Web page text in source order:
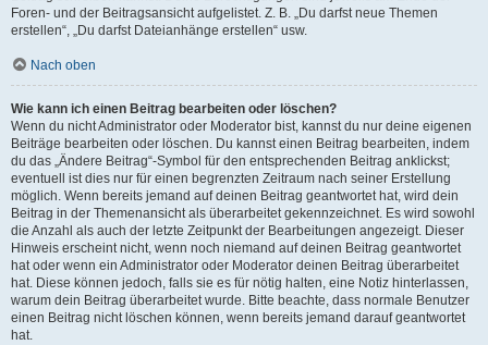
Foren- und der Beitragsansicht aufgelistet. Z. B. „Du darfst neue Themen
erstellen“, „Du darfst Dateianhänge erstellen“ usw.
Nach oben
Wie kann ich einen Beitrag bearbeiten oder löschen?
Wenn du nicht Administrator oder Moderator bist, kannst du nur deine eigenen
Beiträge bearbeiten oder löschen. Du kannst einen Beitrag bearbeiten, indem
du das „Ändere Beitrag“-Symbol für den entsprechenden Beitrag anklickst;
eventuell ist dies nur für einen begrenzten Zeitraum nach seiner Erstellung
möglich. Wenn bereits jemand auf deinen Beitrag geantwortet hat, wird dein
Beitrag in der Themenansicht als überarbeitet gekennzeichnet. Es wird sowohl
die Anzahl als auch der letzte Zeitpunkt der Bearbeitungen angezeigt. Dieser
Hinweis erscheint nicht, wenn noch niemand auf deinen Beitrag geantwortet
hat oder wenn ein Administrator oder Moderator deinen Beitrag überarbeitet
hat. Diese können jedoch, falls sie es für nötig halten, eine Notiz hinterlassen,
warum dein Beitrag überarbeitet wurde. Bitte beachte, dass normale Benutzer
einen Beitrag nicht löschen können, wenn bereits jemand darauf geantwortet
hat.